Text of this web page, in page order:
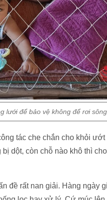
lưới để bảo vệ không để rơi sông.
tác che chắn cho khỏi
dột, còn chỗ nào khô thì
đề rất nan giải. Hàng ngày